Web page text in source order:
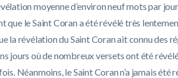
moyenne d’environ neuf mots par
que le Saint Coran a été révélé très
la révélation du Saint Coran ait connu des
jours où de nombreux versets ont été
Néanmoins, le Saint Coran n’a jamais été